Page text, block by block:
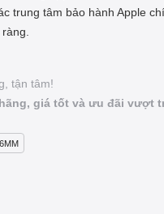
trung tâm bảo hành Apple
tận tâm!
giá tốt và ưu đãi vượt